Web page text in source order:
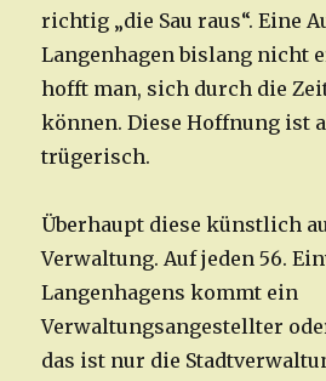
richtig „die Sau raus“. Eine
Langenhagen bislang nicht
hofft man, sich durch die
können. Diese Hoffnung ist
trügerisch.
Überhaupt diese künstlich
Verwaltung. Auf jeden 56.
Langenhagens kommt ein
Verwaltungsangestellter
das ist nur die